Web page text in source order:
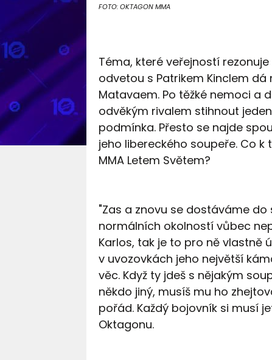
FOTO: OKTAGON MMA
Téma, které veřejností
odvetou s Patrikem Kinclem dá
Matavaem. Po těžké nemoci a
odvěkým rivalem stihnout
podmínka. Přesto se najde
jeho libereckého soupeře. Co
MMA Letem Světem?
"Zas a znovu se dostáváme
normálních okolností vůbec
Karlos, tak je to pro ně vlastně
v uvozovkách jeho největší
věc. Když ty jdeš s nějakým
někdo jiný, musíš mu ho
pořád. Každý bojovník si musí
Oktagonu.